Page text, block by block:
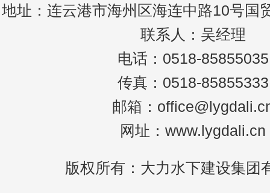
地址：连云港市海州区海连中路10号国
联系人：吴经理
电话：0518-85855035
传真：0518-85855333
邮箱：
网址：www.lygdali.cn
版权所有：大力水下建设集团